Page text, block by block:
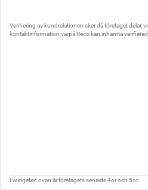
Verifiering av kundrelationen sker då företaget delar,
kontaktinformation varpå Reco kan inhämta
I widgeten ovan är företagets senaste 4or och 5or